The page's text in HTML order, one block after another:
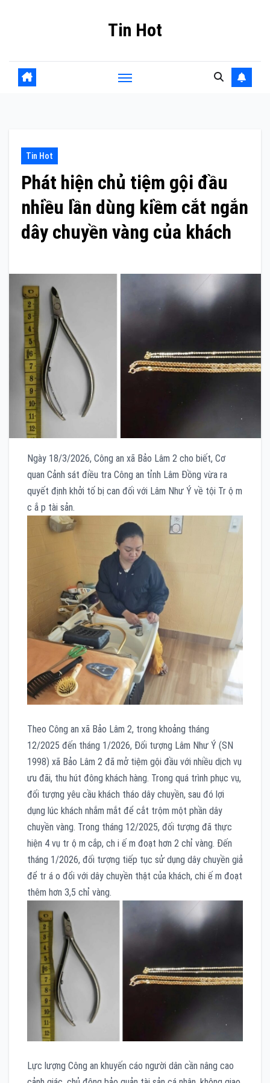
Tin Hot
Tin Hot
Phát hiện chủ tiệm gội đầu
nhiều lần dùng kiềm cắt ngắn
dây chuyền vàng của khách
Ngày 18/3/2026, Công an xã Bảo Lâm 2 cho biết, Cơ
quan Cảnh sát điều tra Công an tỉnh Lâm Đồng vừa ra
quyết định khởi tố bị can đối với Lâm Như Ý về tội Tr ộ m
c ắ p tài sản.
Theo Công an xã Bảo Lâm 2, trong khoảng tháng
12/2025 đến tháng 1/2026, Đối tượng Lâm Như Ý (SN
1998) xã Bảo Lâm 2 đã mở tiệm gội đầu với nhiều dịch vụ
ưu đãi, thu hút đông khách hàng. Trong quá trình phục vụ,
đối tượng yêu cầu khách tháo dây chuyền, sau đó lợi
dụng lúc khách nhắm mắt để cắt trộm một phần dây
chuyền vàng. Trong tháng 12/2025, đối tượng đã thực
hiện 4 vụ tr ộ m cắp, ch i ế m đoạt hơn 2 chỉ vàng. Đến
tháng 1/2026, đối tượng tiếp tục sử dụng dây chuyền giả
để tr á o đổi với dây chuyền thật của khách, chi ế m đoạt
thêm hơn 3,5 chỉ vàng.
Lực lượng Công an khuyến cáo người dân cần nâng cao